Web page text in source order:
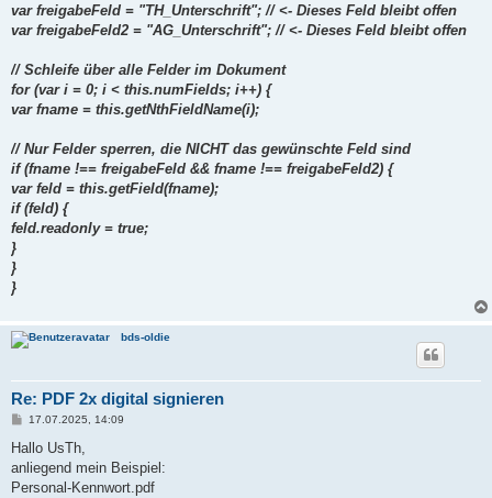
var freigabeFeld = "TH_Unterschrift"; // <- Dieses Feld bleibt offen
var freigabeFeld2 = "AG_Unterschrift"; // <- Dieses Feld bleibt offen
// Schleife über alle Felder im Dokument
for (var i = 0; i < this.numFields; i++) {
var fname = this.getNthFieldName(i);
// Nur Felder sperren, die NICHT das gewünschte Feld sind
if (fname !== freigabeFeld && fname !== freigabeFeld2) {
var feld = this.getField(fname);
if (feld) {
feld.readonly = true;
}
}
}
bds-oldie
Re: PDF 2x digital signieren
B
i
r
a
17.07.2025, 14:09
Hallo UsTh,
anliegend mein Beispiel:
Personal-Kennwort.pdf